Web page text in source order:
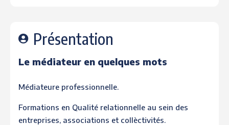
Présentation
Le médiateur en quelques mots
Médiateure professionnelle.
Formations en Qualité relationnelle au sein des
entreprises, associations et collèctivités.